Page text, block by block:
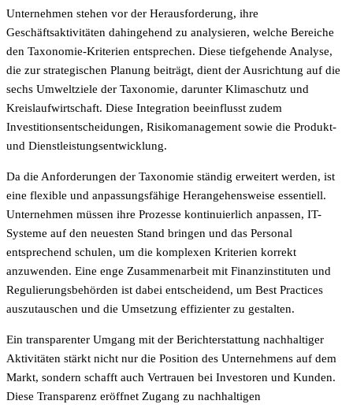
Unternehmen stehen vor der Herausforderung, ihre
Geschäftsaktivitäten dahingehend zu analysieren, welche Bereiche
den Taxonomie-Kriterien entsprechen. Diese tiefgehende Analyse,
die zur strategischen Planung beiträgt, dient der Ausrichtung auf die
sechs Umweltziele der Taxonomie, darunter Klimaschutz und
Kreislaufwirtschaft. Diese Integration beeinflusst zudem
Investitionsentscheidungen, Risikomanagement sowie die Produkt-
und Dienstleistungsentwicklung.
Da die Anforderungen der Taxonomie ständig erweitert werden, ist
eine flexible und anpassungsfähige Herangehensweise essentiell.
Unternehmen müssen ihre Prozesse kontinuierlich anpassen, IT-
Systeme auf den neuesten Stand bringen und das Personal
entsprechend schulen, um die komplexen Kriterien korrekt
anzuwenden. Eine enge Zusammenarbeit mit Finanzinstituten und
Regulierungsbehörden ist dabei entscheidend, um Best Practices
auszutauschen und die Umsetzung effizienter zu gestalten.
Ein transparenter Umgang mit der Berichterstattung nachhaltiger
Aktivitäten stärkt nicht nur die Position des Unternehmens auf dem
Markt, sondern schafft auch Vertrauen bei Investoren und Kunden.
Diese Transparenz eröffnet Zugang zu nachhaltigen